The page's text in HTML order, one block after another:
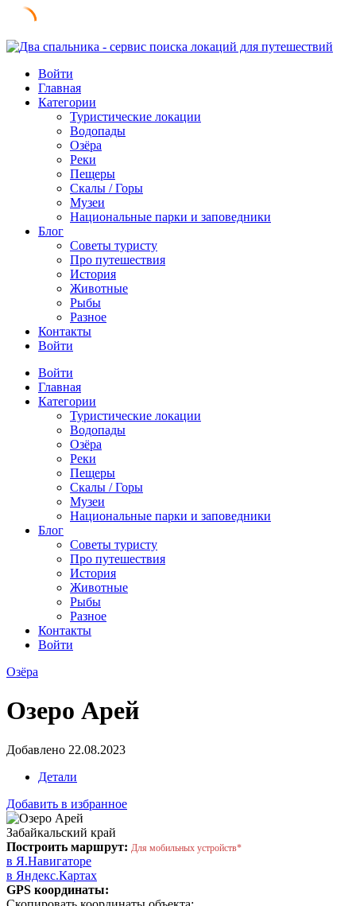
Skip
contentВойти
Главная
Категории
Туристические локации
Водопады
Озёра
Реки
Пещеры
Скалы / Горы
Музеи
Национальные парки и заповедники
Блог
Советы туристу
Про путешествия
История
Животные
Рыбы
Разное
Контакты
Войти
Войти
Главная
Категории
Туристические локации
Водопады
Озёра
Реки
Пещеры
Скалы / Горы
Музеи
Национальные парки и заповедники
Блог
Советы туристу
Про путешествия
История
Животные
Рыбы
Разное
Контакты
Войти
Озёра
Озеро Арей
Добавлено 22.08.2023
Детали
Добавить в избранное
Забайкальский край
Построить маршрут: Для мобильных устройств*
в Я.Навигаторе
в Яндекс.Картах
GPS координаты: